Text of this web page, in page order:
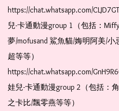
https://chat.whatsapp.com/
兒-卡通動漫group 1（包括：
夢/mofusand 鯊魚貓/娒明阿美/小
超等等）
https://chat.whatsapp.com/
娃兒-卡通動漫group 2（包括：
之卡比/飄零燕等等）